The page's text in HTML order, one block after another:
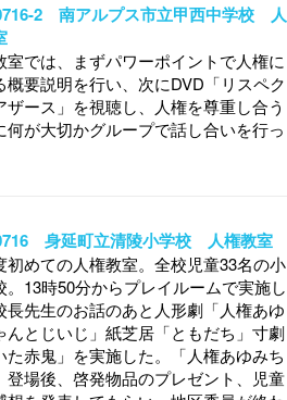
2 南アルプス市立甲西中学校 人
室では、まずパワーポイントで人権に
概要説明を行い、次にDVD「リスペク
ース」を視聴し、人権を尊重し合う
何が大切かグループで話し合いを行っ
身延町立清陵小学校 人権教室
初めての人権教室。全校児童33名の小
。13時50分からプレイルームで実施し
長先生のお話のあと人形劇「人権あゆ
んとじいじ」紙芝居「ともだち」寸劇
た赤鬼」を実施した。「人権あゆみち
登場後、啓発物品のプレゼント、児童